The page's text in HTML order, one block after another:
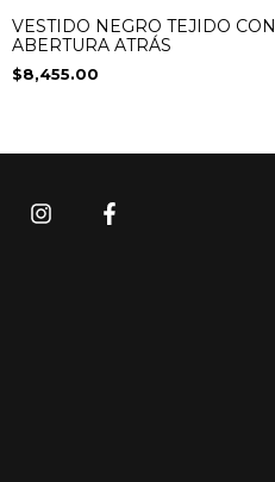
VESTIDO NEGRO TEJIDO CON
ABERTURA ATRÁS
$8,455.00